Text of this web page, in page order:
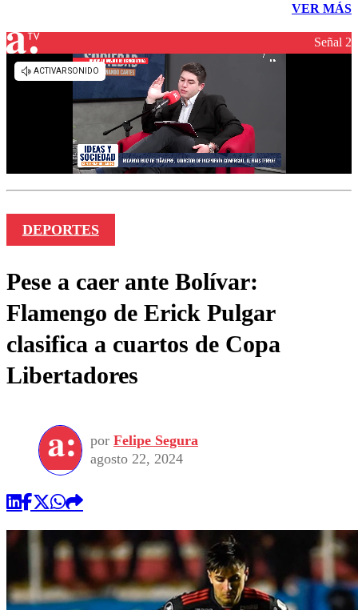
VER MÁS
Señal 2
DEPORTES
Pese a caer ante Bolívar:
Flamengo de Erick Pulgar
clasifica a cuartos de Copa
Libertadores
por Felipe Segura
agosto 22, 2024